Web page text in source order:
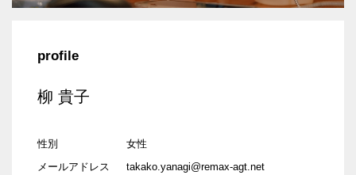
profile
柳 貴子
性別
女性
メールアドレス
takako.yanagi@remax-agt.net